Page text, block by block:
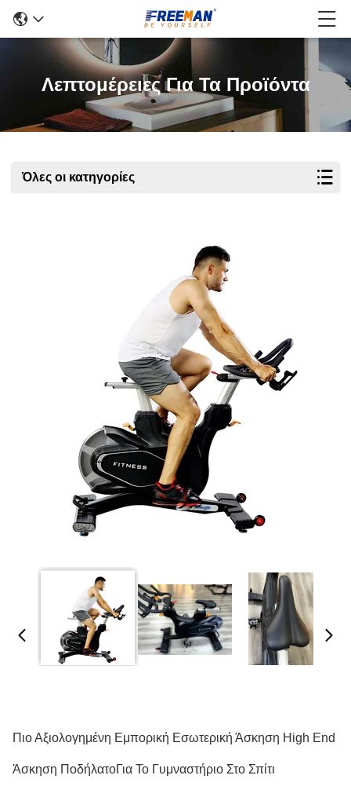
Λεπτομέρειες Για Τα Προϊόντα
Όλες οι κατηγορίες
Πιο Αξιολογημένη Εμπορική Εσωτερική Άσκηση High End
Άσκηση ΠοδήλατοΓια Το Γυμναστήριο Στο Σπίτι